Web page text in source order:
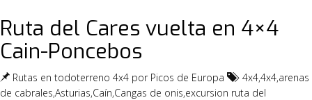
Ruta del Cares vuelta en 4×4
Cain-Poncebos
Rutas en todoterreno 4x4 por Picos de Europa 4x4,4x4,arenas
de cabrales,Asturias,Caín,Cangas de onis,excursion ruta del